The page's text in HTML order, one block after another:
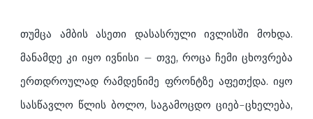
თუმცა ამბის ასეთი დასასრული ივლისში მოხდა.
მანამდე კი იყო ივნისი – თვე, როცა ჩემი ცხოვრება
ერთდროულად რამდენიმე ფრონტზე აფეთქდა. იყო
სასწავლო წლის ბოლო, საგამოცდო ციებ-ცხელება,